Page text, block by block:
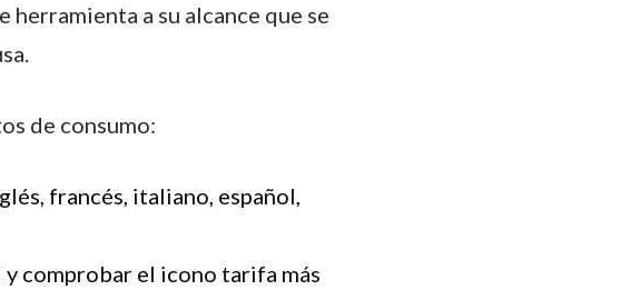
herramienta a su alcance que se
de consumo:
francés, italiano, español,
y comprobar el icono tarifa más